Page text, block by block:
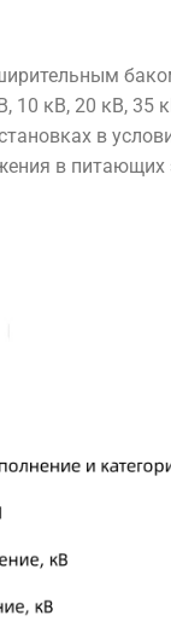
10 кВ, 20 кВ, 35
в
в питающих